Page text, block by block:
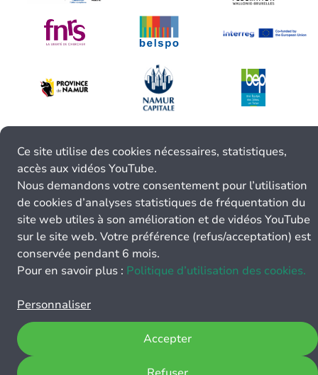
Ce site utilise des cookies nécessaires, statistiques,
accès aux vidéos YouTube.
Nous demandons votre consentement pour l’utilisation
de cookies d’analyses statistiques de fréquentation du
site web utiles à son amélioration et de vidéos YouTube
sur le site web. Votre préférence (refus/acceptation) est
conservée pendant 6 mois.
Pour en savoir plus : Politique d’utilisation des cookies.
Personnaliser
Accepter